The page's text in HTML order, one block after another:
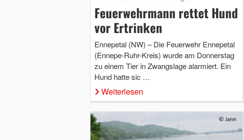
Feuerwehrmann rettet Hund
vor Ertrinken
Ennepetal (NW) – Die Feuerwehr Ennepetal
(Ennepe-Ruhr-Kreis) wurde am Donnerstag
zu einem Tier in Zwangslage alarmiert. Ein
Hund hatte sic …
Weiterlesen